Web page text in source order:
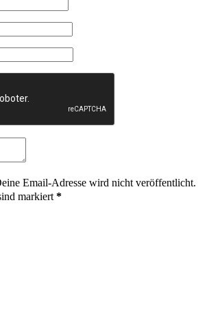
Email-Adresse wird nicht veröffentlicht.
markiert *